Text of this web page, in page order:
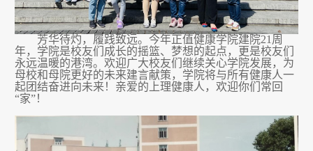
芳华待灼，履践致远。今年正值健康学院建院21 周
年，学院是校友们成长的摇篮、梦想的起点，更是校友们
永远温暖的港湾。欢迎广大校友们继续关心学院发展，为
母校和母院更好的未来建言献策，学院将与所有健康人一
起团结奋进向未来！亲爱的 上理健康人，欢迎你们常回
“家”！